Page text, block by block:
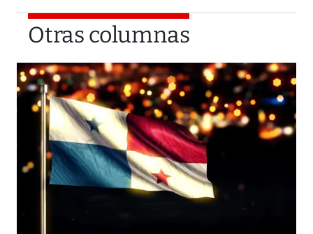
Otras columnas